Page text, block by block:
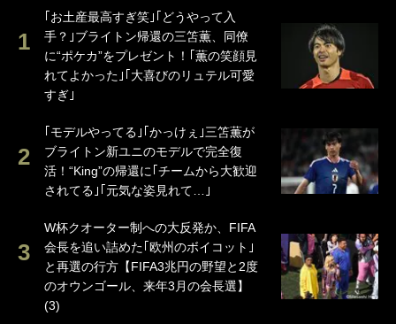
｢お土産最高すぎ笑｣｢どうやって入
手？｣ブライトン帰還の三笘薫、同僚
に“ポケカ”をプレゼント！｢薫の笑顔見
れてよかった｣｢大喜びのリュテル可愛
すぎ｣
｢モデルやってる｣｢かっけぇ｣三笘薫が
ブライトン新ユニのモデルで完全復
活！“King”の帰還に｢チームから大歓迎
されてる｣｢元気な姿見れて…｣
W杯クオーター制への大反発か、FIFA
会長を追い詰めた｢欧州のボイコット｣
と再選の行方【FIFA3兆円の野望と2度
のオウンゴール、来年3月の会長選】
(3)